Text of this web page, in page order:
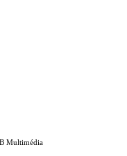
Multimédia